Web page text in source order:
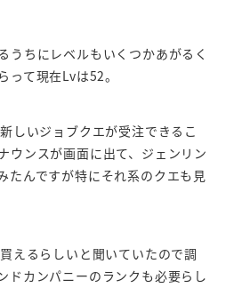
うちにレベルもいくつかあがるく
って現在Lvは52。
しいジョブクエが受注できるこ
ウンスが画面に出て、ジェンリン
たんですが特にそれ系のクエも見
えるらしいと聞いていたので調
ドカンパニーのランクも必要らし